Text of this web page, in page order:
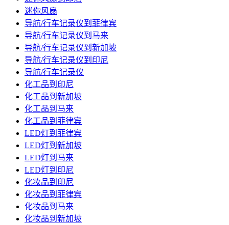
迷你风扇
导航/行车记录仪到菲律宾
导航/行车记录仪到马来
导航/行车记录仪到新加坡
导航/行车记录仪到印尼
导航/行车记录仪
化工品到印尼
化工品到新加坡
化工品到马来
化工品到菲律宾
LED灯到菲律宾
LED灯到新加坡
LED灯到马来
LED灯到印尼
化妆品到印尼
化妆品到菲律宾
化妆品到马来
化妆品到新加坡